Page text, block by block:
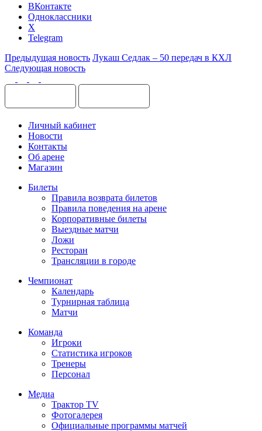
ВКонтакте
Одноклассники
X
Telegram
Предыдущая новость Лукаш Седлак – 50 передач в КХЛ
Следующая новость
Личный кабинет
Новости
Контакты
Об арене
Магазин
Билеты
Правила возврата билетов
Правила поведения на арене
Корпоративные билеты
Выездные матчи
Ложи
Ресторан
Трансляции в городе
Чемпионат
Календарь
Турнирная таблица
Матчи
Команда
Игроки
Статистика игроков
Тренеры
Персонал
Медиа
Трактор TV
Фотогалерея
Официальные программы матчей